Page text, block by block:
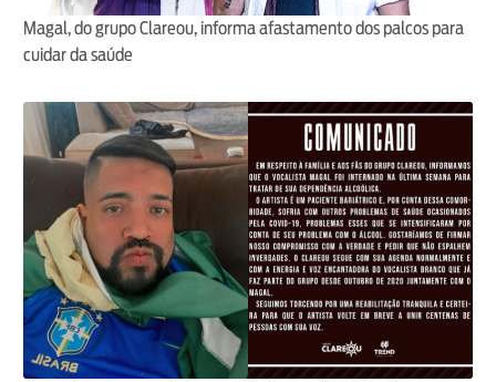
Magal, do grupo Clareou, informa afastamento dos palcos para
cuidar da saúde